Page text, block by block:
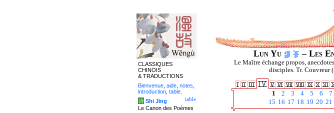
Lun Yu – Les
Le Maître échange propos,
disciples. Tr. Couvreur
1 2 3 4 5 6 7
15 16 17 18 19 20 21
CLASSIQUES
CHINOIS
& TRADUCTIONS
Bienvenue aide notes
introduction table
table
诗 Shi Jing
Le Canon des Poèmes